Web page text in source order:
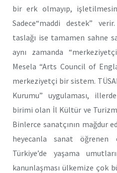
bir erk olmayıp,
Sadece“maddi destek”
taslağı ise tamamen sahne
aynı zamanda
Mesela “Arts Council of
merkeziyetçi bir sistem.
Kurumu” uygulaması,
birimi olan İl Kültür ve
Binlerce sanatçının mağdur
heyecanla sanat öğrenen
Türkiye’de yaşama
kanunlaşması ülkemize çok